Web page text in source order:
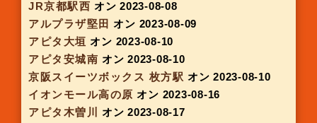
京都市役所前駅オン 2023-07-05
京阪スイーツボックス祇園四条オン 2023-07-06
アピタ松阪三雲オン 2023-07-06
ピアゴ清水山 オン 2023-07-06
イオンタウン千種 オン 2023-07-10
大阪モノレール南茨木駅オン 2023-07-12
フレンドマート ビバモール寝屋川